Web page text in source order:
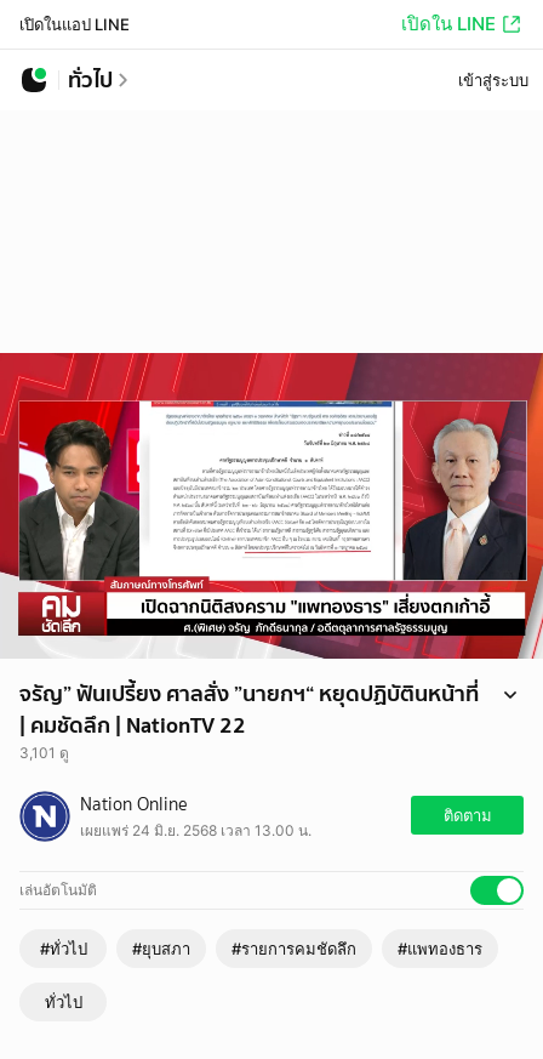
เปิดในแอป LINE เปิดใน LINE
ทั่วไป เข้าสู่ระบบ
จรัญ” ฟันเปรี้ยง ศาลสั่ง ”นายกฯ“ หยุดปฏิบัตินหน้าที่
| คมชัดลึก | NationTV 22
3,101 ดู
รายการคมชัดลึก
ทุกวันจันทร์ - ศุกร์ เวลา 15:10 -15:55 น.
.
Youtube : https://www.youtube.com/@nationtvTH
Twitter : https://twitter.com/kcltv
#รายการคมชัดลึก #NationTV22 #ทักษิณ #เพื่อไทย #ไทยกัมพูชา #แพ
Nation Online
เผยแพร่ 24 มิ.ย. 2568 เวลา 13.00 น.
ติดตาม
เล่นอัตโนมัติ
#ทั่วไป #ยุบสภา #รายการคมชัดลึก #แพทองธาร
ทั่วไป